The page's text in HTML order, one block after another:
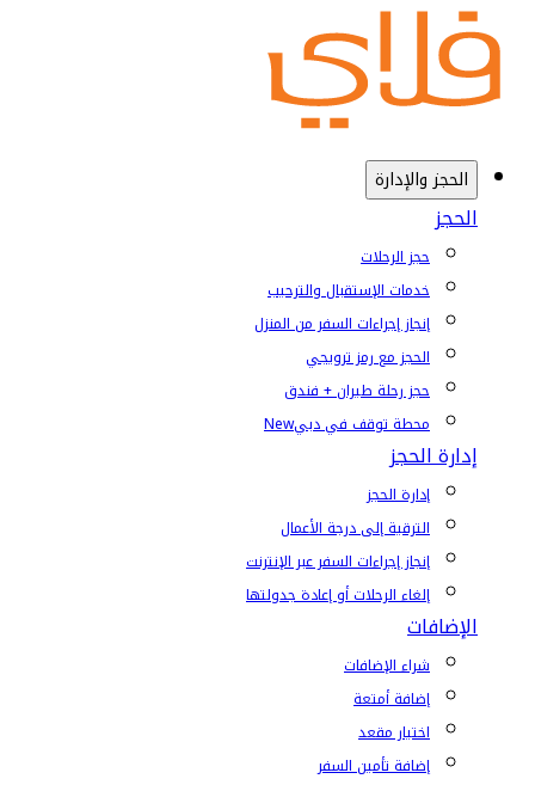
الحجز والإدارة
الحجز
حجز الرحلات
خدمات الإستقبال والترحيب
إنجاز إجراءات السفر من المنزل
الحجز مع رمز ترويجي
حجز رحلة طيران + فندق
محطة توقف في دبيNew
إدارة الحجز
إدارة الحجز
الترقية إلى درجة الأعمال
إنجاز إجراءات السفر عبر الإنترنت
إلغاء الرحلات أو إعادة جدولتها
الإضافات
شراء الإضافات
إضافة أمتعة
اختيار مقعد
إضافة تأمين السفر